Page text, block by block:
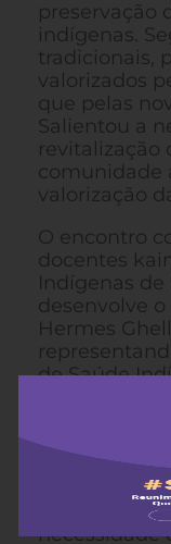
preservação
indígenas.
tradicionais,
valorizados
que pelas
Salientou a
revitalização
comunidade
valorização
O encontro
docentes
Indígenas de
desenvolve
Hermes
de Saúde
docentes
encontro,
experiências
estes
kaingang e
coletiva de
necessidade